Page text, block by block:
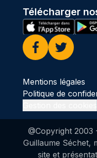
Télécharger
Facebook
Twitter
Mentions légales
Politique de
@Copyright 2003
Guillaume Séchet,
site et